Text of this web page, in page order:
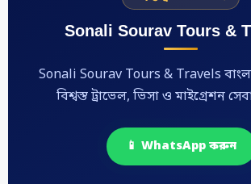
Sonali Sourav Tours &
Sonali Sourav Tours & Travels
বিশ্বস্ত ট্রাভেল, ভিসা ও মাইগ্রেশন
📱 WhatsApp করুন